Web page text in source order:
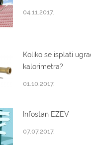
04.11.2017.
Koliko se isplati
kalorimetra?
01.10.2017.
Infostan EZEV
07.07.2017.